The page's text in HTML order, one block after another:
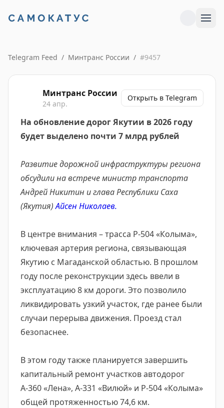
Telegram Feed / Минтранс России / #9457
Минтранс России
24 апр.
Открыть в Telegram
На обновление дорог Якутии в 2026 году
будет выделено почти 7 млрд рублей
Развитие дорожной инфраструктуры региона
обсудили на встрече министр транспорта
Андрей Никитин и глава Республики Саха
(Якутия)Айсен Николаев.
В центре внимания – трасса Р-504 «Колыма»,
ключевая артерия региона, связывающая
Якутию с Магаданской областью. В прошлом
году после реконструкции здесь ввели в
эксплуатацию 8 км дороги. Это позволило
ликвидировать узкий участок, где ранее были
случаи перерыва движения. Проезд стал
безопаснее.
В этом году также планируется завершить
капитальный ремонт участков автодорог
А-360 «Лена», А-331 «Вилюй» и Р-504 «Колыма»
общей протяженностью 74,6 км.